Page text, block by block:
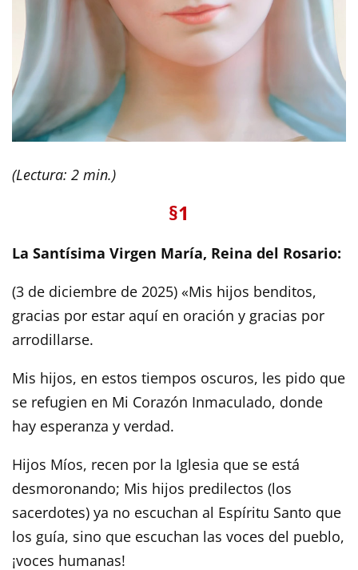
(Lectura: 2 min.)
§1
La Santísima Virgen María, Reina del Rosario:
(3 de diciembre de 2025) «Mis hijos benditos,
gracias por estar aquí en oración y gracias por
arrodillarse.
Mis hijos, en estos tiempos oscuros, les pido que
se refugien en Mi Corazón Inmaculado, donde
hay esperanza y verdad.
Hijos Míos, recen por la Iglesia que se está
desmoronando; Mis hijos predilectos (los
sacerdotes) ya no escuchan al Espíritu Santo que
los guía, sino que escuchan las voces del pueblo,
¡voces humanas!